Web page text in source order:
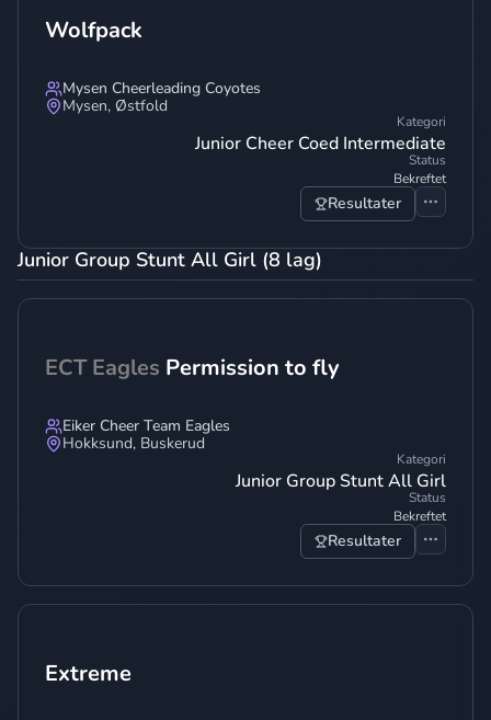
Wolfpack
Mysen Cheerleading Coyotes
Mysen, Østfold
Kategori
Junior Cheer Coed Intermediate
Status
Bekreftet
Resultater
Junior Group Stunt All Girl (8 lag)
ECT Eagles Permission to fly
Eiker Cheer Team Eagles
Hokksund, Buskerud
Kategori
Junior Group Stunt All Girl
Status
Bekreftet
Resultater
Extreme